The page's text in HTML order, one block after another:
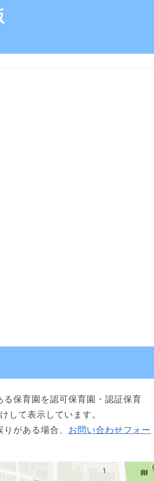
保育園を認可保育園・認証保育
して表示しています。
がある場合、 お問い合わせフォー